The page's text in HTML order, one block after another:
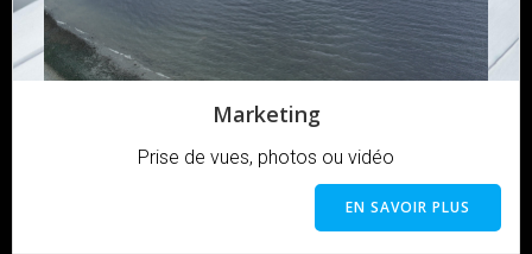
Marketing
Prise de vues, photos ou vidéo
EN SAVOIR PLUS